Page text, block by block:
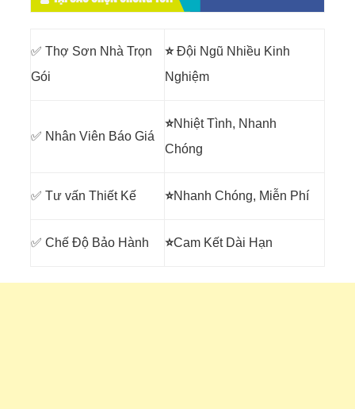
✅ Thợ Sơn Nhà Trọn
Gói
⭐Đội Ngũ Nhiều Kinh
Nghiệm
✅ Nhân Viên Báo Giá
⭐Nhiệt Tình, Nhanh
Chóng
✅ Tư vấn Thiết Kế ⭐Nhanh Chóng, Miễn Phí
✅ Chế Độ Bảo Hành ⭐Cam Kết Dài Hạn